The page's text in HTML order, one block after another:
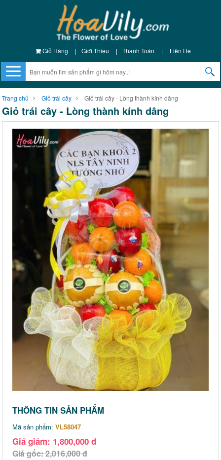
Giỏ Hàng | Giới Thiệu | Thanh Toán | Liên Hệ
Trang chủ Giỏ trái cây Giỏ trái cây - Lòng thành kính dâng
Giỏ trái cây - Lòng thành kính dâng
THÔNG TIN SẢN PHẨM
Mã sản phẩm: VL58047
Giá giảm: 1,800,000 đ
Giá gốc: 2,016,000 đ